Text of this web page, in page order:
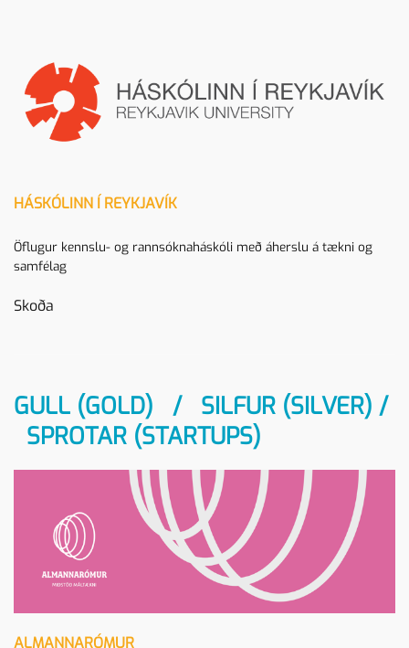
HÁSKÓLINN Í REYKJAVÍK
Öflugur kennslu- og rannsóknaháskóli með áherslu á tækni og
samfélag
Skoða
GULL (GOLD) / SILFUR (SILVER) /
SPROTAR (STARTUPS)
ALMANNARÓMUR